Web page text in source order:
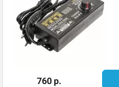
760 р.